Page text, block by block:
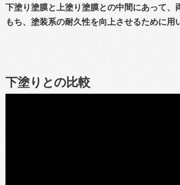
下塗り塗膜と上塗り塗膜との中間にあって、
もち、塗装系の耐久性を向上させるために用
下塗りとの比較